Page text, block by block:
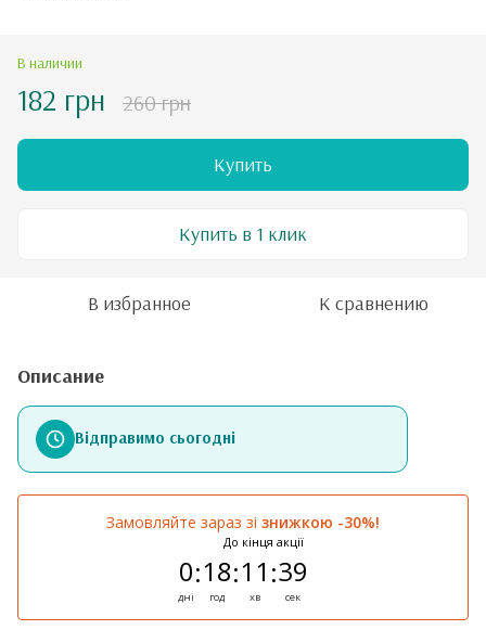
В наличии
182 грн 260 грн
Купить
Купить в 1 клик
В избранное К сравнению
Описание
Відправимо сьогодні
Замовляйте зараз зі знижкою -30%!
До кінця акції
0
дні
:18
год
:11
хв
:39
сек